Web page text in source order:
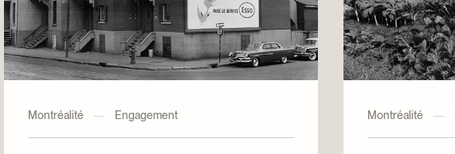
Montréalité — Engagement Montréalité —